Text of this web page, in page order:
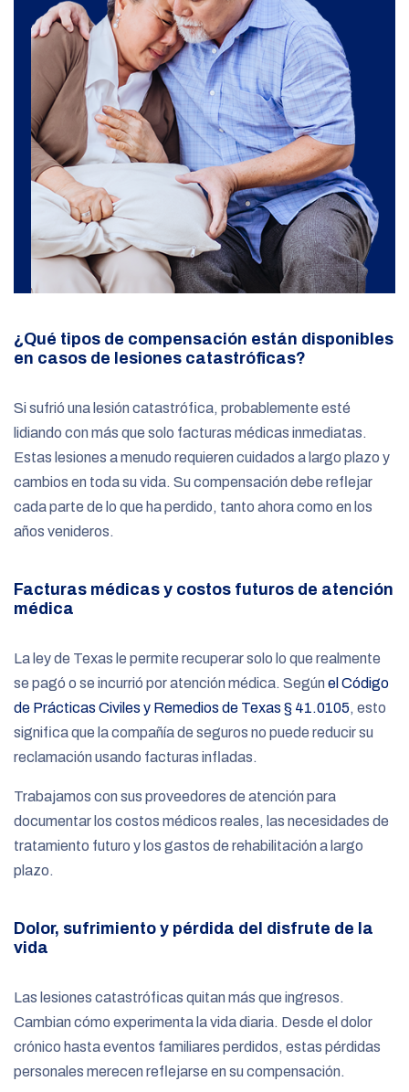
¿Qué tipos de compensación están disponibles
en casos de lesiones catastróficas?
Si sufrió una lesión catastrófica, probablemente esté
lidiando con más que solo facturas médicas inmediatas.
Estas lesiones a menudo requieren cuidados a largo plazo y
cambios en toda su vida. Su compensación debe reflejar
cada parte de lo que ha perdido, tanto ahora como en los
años venideros.
Facturas médicas y costos futuros de atención
médica
La ley de Texas le permite recuperar solo lo que realmente
se pagó o se incurrió por atención médica. Según el Código
de Prácticas Civiles y Remedios de Texas § 41.0105, esto
significa que la compañía de seguros no puede reducir su
reclamación usando facturas infladas.
Trabajamos con sus proveedores de atención para
documentar los costos médicos reales, las necesidades de
tratamiento futuro y los gastos de rehabilitación a largo
plazo.
Dolor, sufrimiento y pérdida del disfrute de la
vida
Las lesiones catastróficas quitan más que ingresos.
Cambian cómo experimenta la vida diaria. Desde el dolor
crónico hasta eventos familiares perdidos, estas pérdidas
personales merecen reflejarse en su compensación.